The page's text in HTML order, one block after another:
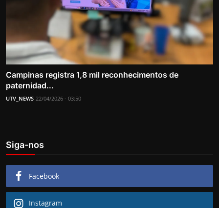
Campinas registra 1,8 mil reconhecimentos de
paternidad...
UTV_NEWS 22/04/2026 - 03:50
Siga-nos
Facebook
Instagram